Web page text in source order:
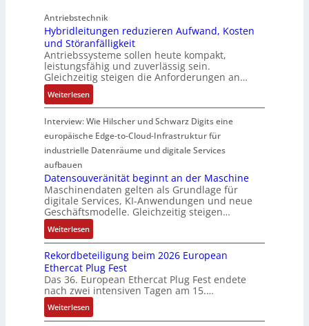
u
n
g
f
ü
r
r
a
u
e
U
m
g
e
b
u
n
g
e
n
n
d
i
e
P
r
o
d
u
k
t
i
o
n
s
a
n
a
l
y
s
e
n
g
f
ü
r
C
r
i
m
p
w
e
r
k
z
e
u
g
e
r
W
e
g
s
e
n
s
o
r
ü
b
e
r
w
a
c
h
t
t
h
e
r
m
f
f
e
r
m
o
d
u
l
e
m
i
t
2
0
u
n
d
4
0
A
Antriebstechnik
Hybridleitungen reduzieren Aufwand, Kosten
und Störanfälligkeit
Antriebssysteme sollen heute kompakt,
leistungsfähig und zuverlässig sein.
Gleichzeitig steigen die Anforderungen an…
Weiterlesen:
H
y
b
r
l
e
i
u
n
g
e
n
e
Interview: Wie Hilscher und Schwarz Digits eine
europäische Edge-to-Cloud-Infrastruktur für
industrielle Datenräume und digitale Services
aufbauen
Datensouveränität beginnt an der Maschine
Maschinendaten gelten als Grundlage für
digitale Services, KI-Anwendungen und neue
Geschäftsmodelle. Gleichzeitig steigen…
Weiterlesen:
D
a
t
e
n
s
o
Rekordbeteiligung beim 2026 European
Ethercat Plug Fest
Das 36. European Ethercat Plug Fest endete
nach zwei intensiven Tagen am 15.…
Weiterlesen:
R